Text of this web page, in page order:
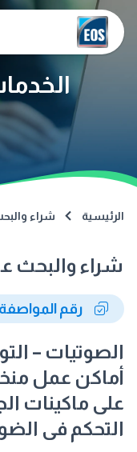
الرئيسية شراء
شراء والبحث
رقم المواصفة: 5418-1 /
الصوتيات –
أماكن عمل
على ماكينات
التحكم فى